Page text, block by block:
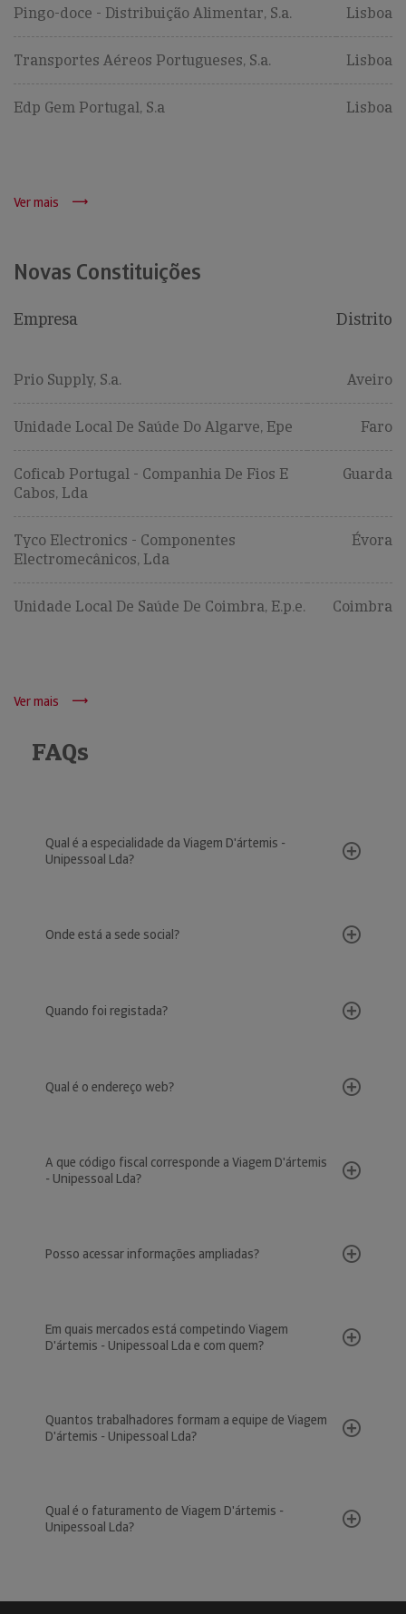
Pingo-doce - Distribuição Alimentar, S.a. Lisboa
Transportes Aéreos Portugueses, S.a. Lisboa
Edp Gem Portugal, S.a Lisboa
Ver mais
Novas Constituições
Empresa Distrito
Prio Supply, S.a. Aveiro
Unidade Local De Saúde Do Algarve, Epe Faro
Coficab Portugal - Companhia De Fios E
Cabos, Lda
Guarda
Tyco Electronics - Componentes
Electromecânicos, Lda
Évora
Unidade Local De Saúde De Coimbra, E.p.e. Coimbra
Ver mais
FAQs
Qual é a especialidade da Viagem D'ártemis -
Unipessoal Lda?
Onde está a sede social?
Quando foi registada?
Qual é o endereço web?
A que código fiscal corresponde a Viagem D'ártemis
- Unipessoal Lda?
Posso acessar informações ampliadas?
Em quais mercados está competindo Viagem
D'ártemis - Unipessoal Lda e com quem?
Quantos trabalhadores formam a equipe de Viagem
D'ártemis - Unipessoal Lda?
Qual é o faturamento de Viagem D'ártemis -
Unipessoal Lda?